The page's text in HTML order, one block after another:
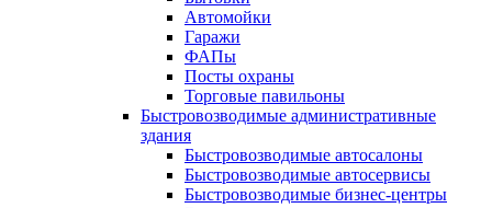
Автомойки
Гаражи
ФАПы
Посты охраны
Торговые павильоны
Быстровозводимые административные
здания
Быстровозводимые автосалоны
Быстровозводимые автосервисы
Быстровозводимые бизнес-центры